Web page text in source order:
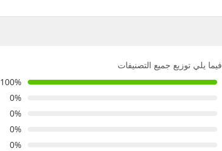
فيما يلي توزيع جميع التصنيفات
100%
0%
0%
0%
0%